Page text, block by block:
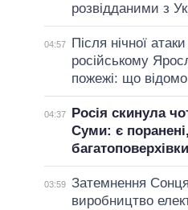
розвідданими з
04:57
Після нічної
російському
пожежі: що відомо
04:37
Росія скинула
Суми: є
багатоповерхівки
03:59 Затемнення
виробництво